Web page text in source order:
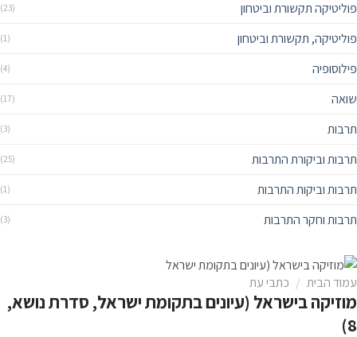
פוליטיקה תקשורת וביטחון (23)
פוליטיקה, תקשורת וביטחון (1)
פילוסופיה (4)
שואה (17)
תרבות (3)
תרבות וביקורת התרבות (25)
תרבות וביקות התרבות (1)
תרבות וחקר התרבות (3)
עמוד הבית / כתבי עת
מוזיקה בישראל (עיונים בתקומת ישראל, סדרת נושא,
8)